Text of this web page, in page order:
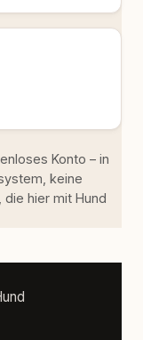
Konto – in
keine
die hier mit Hund